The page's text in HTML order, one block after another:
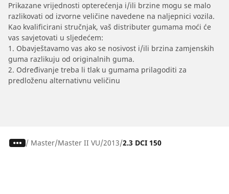
Prikazane vrijednosti opterećenja i/ili brzine mogu se malo
razlikovati od izvorne veličine navedene na naljepnici vozila.
Kao kvalificirani stručnjak, vaš distributer gumama moći će
vas savjetovati u sljedećem:
1. Obavještavamo vas ako se nosivost i/ili brzina zamjenskih
guma razlikuju od originalnih guma.
2. Određivanje treba li tlak u gumama prilagoditi za
predloženu alternativnu veličinu
/ Master Master II VU 2013 2.3 DCI 150